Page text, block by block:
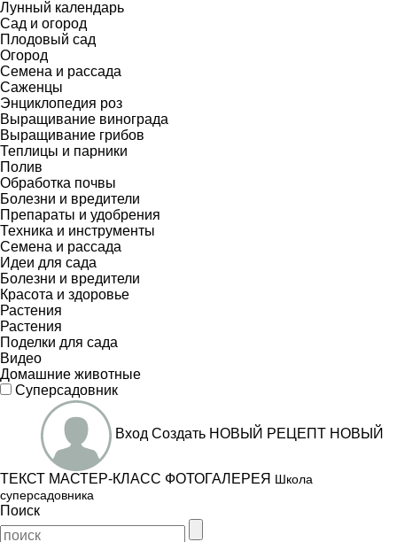
Лунный календарь
Сад и огород
Плодовый сад
Огород
Семена и рассада
Саженцы
Энциклопедия роз
Выращивание винограда
Выращивание грибов
Теплицы и парники
Полив
Обработка почвы
Болезни и вредители
Препараты и удобрения
Техника и инструменты
Семена и рассада
Идеи для сада
Болезни и вредители
Красота и здоровье
Растения
Растения
Поделки для сада
Видео
Домашние животные
Суперсадовник
Вход Создать НОВЫЙ РЕЦЕПТ НОВЫЙ
ТЕКСТ МАСТЕР-КЛАСС ФОТОГАЛЕРЕЯ Школа
суперсадовника
Поиск